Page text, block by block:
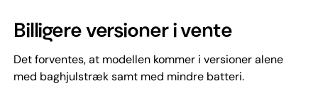
Billigere versioner i vente
Det forventes, at modellen kommer i versioner alene
med baghjulstræk samt med mindre batteri.